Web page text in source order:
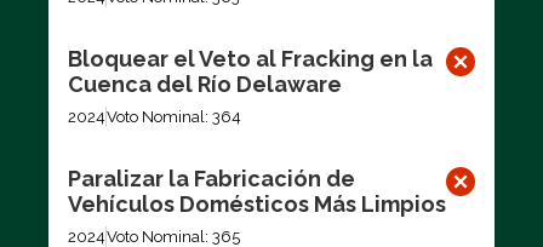
Bloquear el Veto al Fracking en la
Cuenca del Río Delaware
2024Voto Nominal: 364
Paralizar la Fabricación de
Vehículos Domésticos Más Limpios
2024Voto Nominal: 365